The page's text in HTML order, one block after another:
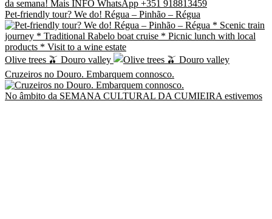
Pet-friendly tour? We do! Régua – Pinhão – Régua
Olive trees 🫒 Douro valley
Cruzeiros no Douro. Embarquem connosco.
No âmbito da SEMANA CULTURAL DA CUMIEIRA estivemos